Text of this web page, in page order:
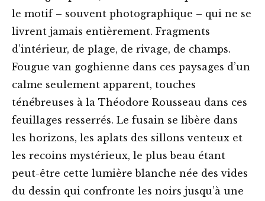
le motif – souvent photographique – qui ne se
livrent jamais entièrement. Fragments
d’intérieur, de plage, de rivage, de champs.
Fougue van goghienne dans ces paysages d’un
calme seulement apparent, touches
ténébreuses à la Théodore Rousseau dans ces
feuillages resserrés. Le fusain se libère dans
les horizons, les aplats des sillons venteux et
les recoins mystérieux, le plus beau étant
peut-être cette lumière blanche née des vides
du dessin qui confronte les noirs jusqu’à une